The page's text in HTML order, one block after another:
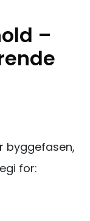
–
byggefasen,
for: